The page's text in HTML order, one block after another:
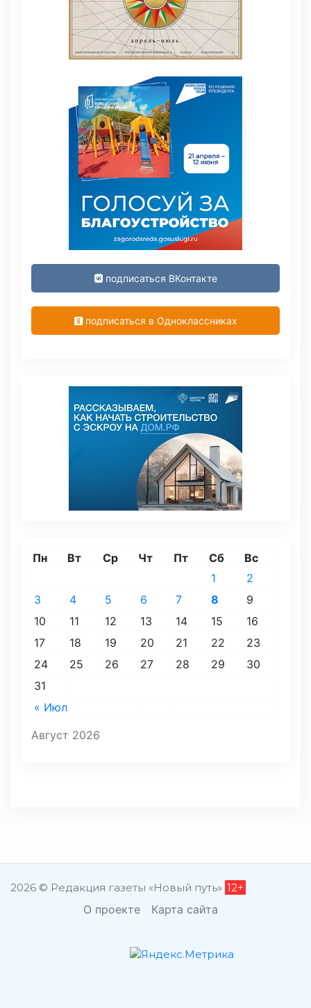
подписаться ВКонтакте
подписаться в Одноклассниках
Август 2026
Пн Вт Ср Чт Пт Сб Вс
« Июл
1
2
3
4 5 6 7 8
9
10
11 12 13 14 15
16
17
18 19 20 21 22
23
24
25 26 27 28 29
30
31
2026 © Редакция газеты «Новый путь» 12+
О проекте Карта сайта